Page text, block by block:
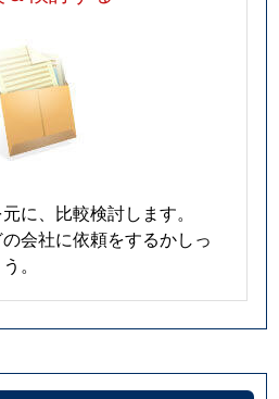
に、比較検討します。
会社に依頼をするかしっ
。